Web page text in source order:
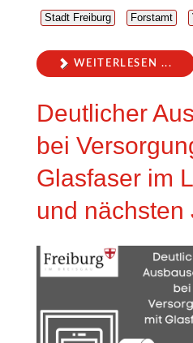
Stadt Freiburg Forstamt
WEITERLESEN ...
Deutlicher
bei
Glasfaser im
und nächsten